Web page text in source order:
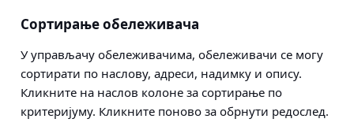
Сортирање обележивача
У управљачу обележивачима, обележивачи се могу
сортирати по наслову, адреси, надимку и опису.
Кликните на наслов колоне за сортирање по
критеријуму. Кликните поново за обрнути редослед.